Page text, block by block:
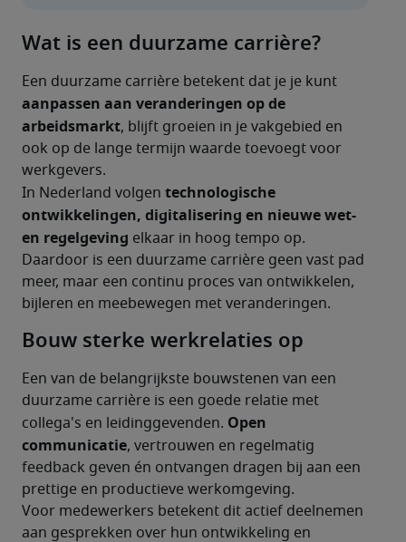
Wat is een duurzame carrière?
aanpassen aan veranderingen op de
arbeidsmarkt, blijft groeien in je vakgebied en
ook op de lange termijn waarde toevoegt voor
werkgevers.
In Nederland volgen technologische
ontwikkelingen, digitalisering en nieuwe wet-
en regelgeving elkaar in hoog tempo op.
Daardoor is een duurzame carrière geen vast pad
meer, maar een continu proces van ontwikkelen,
bijleren en meebewegen met veranderingen.
Bouw sterke werkrelaties op
Een van de belangrijkste bouwstenen van een
duurzame carrière is een goede relatie met
collega's en leidinggevenden. Open
communicatie, vertrouwen en regelmatig
feedback geven én ontvangen dragen bij aan een
prettige en productieve werkomgeving.
Voor medewerkers betekent dit actief deelnemen
aan gesprekken over hun ontwikkeling en